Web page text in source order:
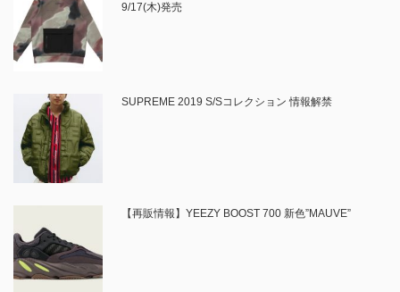
9/17(木)発売
SUPREME 2019 S/Sコレクション 情報解禁
【再販情報】YEEZY BOOST 700 新色”MAUVE”